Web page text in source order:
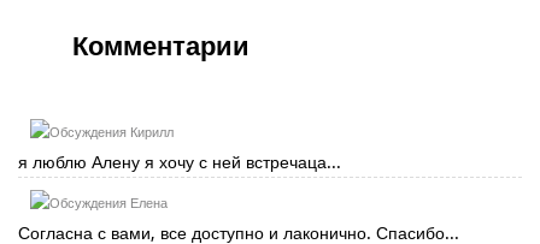
Комментарии
Кирилл
я люблю Алену я хочу с ней встречаца...
Елена
Согласна с вами, все доступно и лаконично. Спасибо...